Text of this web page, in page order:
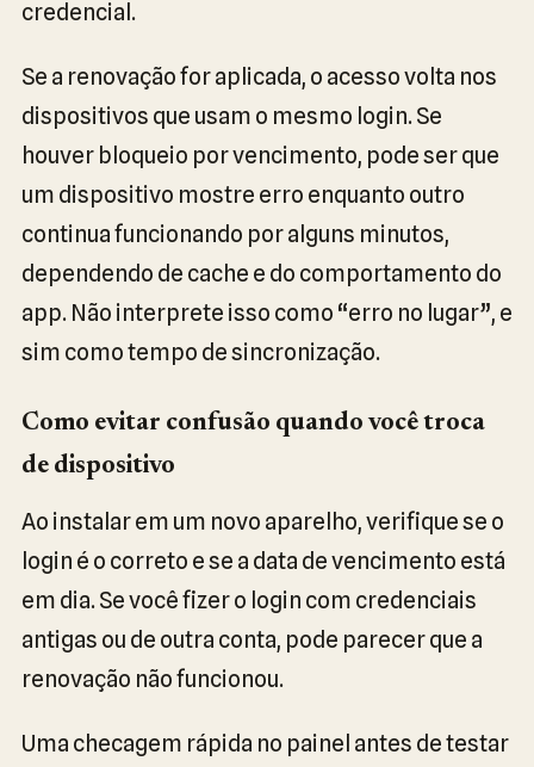
credencial.
Se a renovação for aplicada, o acesso volta nos
dispositivos que usam o mesmo login. Se
houver bloqueio por vencimento, pode ser que
um dispositivo mostre erro enquanto outro
continua funcionando por alguns minutos,
dependendo de cache e do comportamento do
app. Não interprete isso como “erro no lugar”, e
sim como tempo de sincronização.
Como evitar confusão quando você troca
de dispositivo
Ao instalar em um novo aparelho, verifique se o
login é o correto e se a data de vencimento está
em dia. Se você fizer o login com credenciais
antigas ou de outra conta, pode parecer que a
renovação não funcionou.
Uma checagem rápida no painel antes de testar